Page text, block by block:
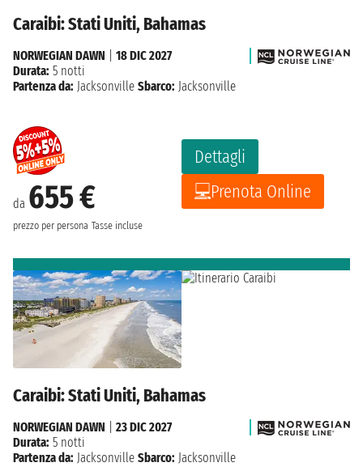
Caraibi: Stati Uniti, Bahamas
da 655 €
prezzo per persona Tasse incluse
Dettagli
Prenota Online
NORWEGIAN DAWN
18 DIC 2027
Durata: 5 notti
Partenza da: Jacksonville Sbarco: Jacksonville
Caraibi: Stati Uniti, Bahamas
NORWEGIAN DAWN
23 DIC 2027
Durata: 5 notti
Partenza da: Jacksonville Sbarco: Jacksonville